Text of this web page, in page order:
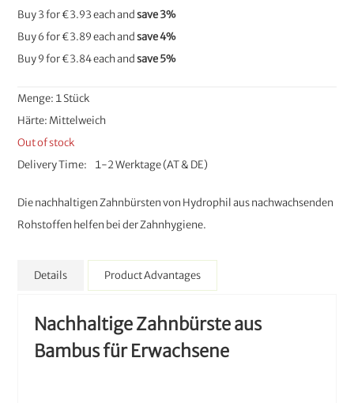
Die nachhaltigen Zahnbürsten von Hydrophil aus nachwachsenden
Rohstoffen helfen bei der Zahnhygiene.
Menge: 1 Stück
Härte: Mittelweich
Out of stock
Delivery Time
1-2 Werktage (AT & DE)
Buy 3 for€3.93each andsave3%
Buy 6 for€3.89 each andsave4%
Buy 9 for€3.84each andsave5%
Details
Nachhaltige Zahnbürste aus
Bambus für Erwachsene
Product Advantages